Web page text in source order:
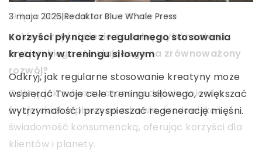
27 czerwca 2023|Redaktor Blue Whale Press
Porady dotyczące pielęgnacji i konserwacji
sprzętu wędkarskiego – podstawowa wiedza
Pielęgnacja i konserwacja sprzętu wędkarskiego
jest niezbędna dla utrzymania go w dobrym stanie
i zapewnienia satysfakcjonujących wyników
podczas połowów.
3 maja 2026|Redaktor Blue Whale Press
Korzyści płynące z regularnego stosowania
kreatyny w treningu siłowym
Odkryj, jak regularne stosowanie kreatyny może
wspierać Twoje cele treningu siłowego, zwiększać
wytrzymałość i przyspieszać regenerację mięśni.
19 lipca 2025|Redaktor Blue Whale Press
Jakie korzyści niesie za sobą wybór salonu
fryzjerskiego stawiającego na zrównoważony
rozwój?
Odkryj, jak zrównoważone podejście salonów
fryzjerskich wpływa na zdrowie, środowisko i
świadomość konsumencką, oferując korzyści dla
klientów i planety.